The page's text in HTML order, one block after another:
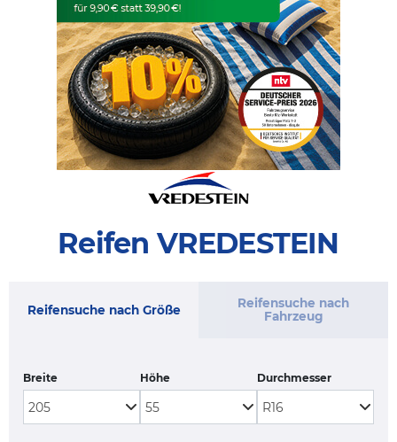
Reifen VREDESTEIN
Reifensuche nach Größe
Reifensuche nach
Fahrzeug
Breite Höhe Durchmesser